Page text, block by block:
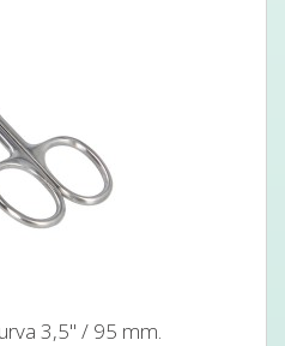
3,5" / 95 mm.